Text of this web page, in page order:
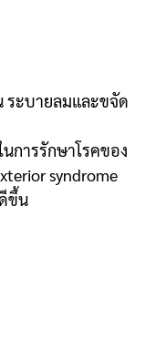
ระบายลมและขจัด
การรักษาโรคของ
syndrome
ขึ้น